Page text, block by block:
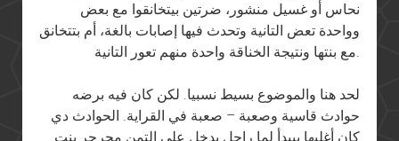
نحاس أو غسيل منشور، ضرتين بيتخانقوا مع بعض
وواحدة تعض التانية وتحدث فيها إصابات بالغة، أم بتتخانق
مع بنتها ونتيجة الخناقة واحدة منهم تعور التانية.
لحد هنا والموضوع بسيط نسبيا. لكن كان فيه برضه
حوادث قاسية وصعبة – صعبة في القراية. الحوادث دي
كان أغلبها بيبدأ لما راجل يدخل على التمن مجرجر بنت